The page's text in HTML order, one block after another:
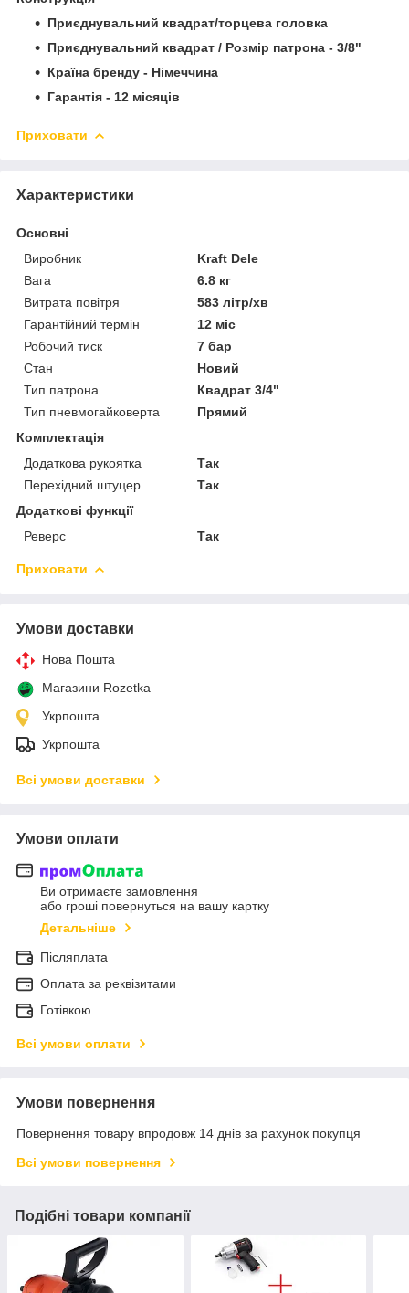
Приєднувальний квадрат/торцева головка
Приєднувальний квадрат / Розмір патрона - 3/8"
Країна бренду - Німеччина
Гарантія - 12 місяців
Приховати
Характеристики
Основні
Виробник
Kraft Dele
Вага
6.8 кг
Витрата повітря
583 літр/хв
Гарантійний термін
12 міс
Робочий тиск
7 бар
Стан
Новий
Тип патрона
Квадрат 3/4"
Тип пневмогайковерта
Прямий
Комплектація
Додаткова рукоятка
Так
Перехідний штуцер
Так
Додаткові функції
Реверс
Так
Приховати
Умови доставки
Нова Пошта
Магазини Rozetka
Укрпошта
Укрпошта
Всі умови доставки
Умови оплати
Ви отримаєте замовлення
або гроші повернуться на вашу картку
Детальніше
Післяплата
Оплата за реквізитами
Готівкою
Всі умови оплати
Умови повернення
Повернення товару впродовж 14 днів за рахунок покупця
Всі умови повернення
Подібні товари компанії